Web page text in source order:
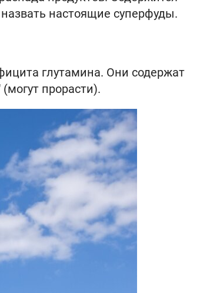
настоящие суперфуды.
глутамина. Они содержат
прорасти).